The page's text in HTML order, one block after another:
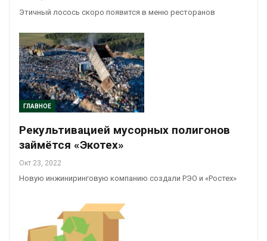
Этичный лосось скоро появится в меню ресторанов
ГЛАВНОЕ
Рекультивацией мусорных полигонов
займётся «Экотех»
Окт 23, 2022
Новую инжиниринговую компанию создали РЭО и «Ростех»